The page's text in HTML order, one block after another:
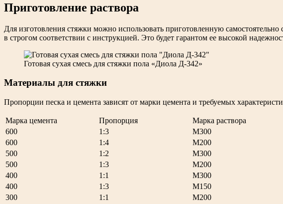
Приготовление раствора
Для изготовления стяжки можно использовать приготовленную
в строгом соответствии с инструкцией. Это будет гарантом ее высокой
Готовая сухая смесь для стяжки пола «Диола Д-342»
Материалы для стяжки
Пропорции песка и цемента зависят от марки цемента и требуемых
Марка цемента Пропорция
Марка раствора
600
1:3
М300
600
1:4
М200
500
1:2
М300
500
1:3
М200
400
1:1
М300
400
1:3
М150
300
1:1 М200